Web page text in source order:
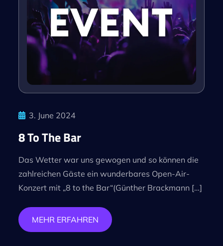
3. June 2024
8 To The Bar
Das Wetter war uns gewogen und so können die
zahlreichen Gäste ein wunderbares Open-Air-
Konzert mit „8 to the Bar“(Günther Brackmann […]
MEHR ERFAHREN